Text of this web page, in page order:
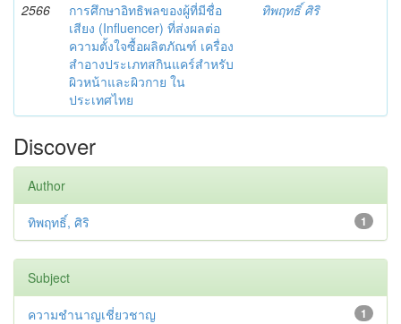
2566
การศึกษาอิทธิพลของผู้ที่มีชื่อ
เสียง (Influencer) ที่ส่งผลต่อ
ความตั้งใจซื้อผลิตภัณฑ์ เครื่อง
สำอางประเภทสกินแคร์สำหรับ
ผิวหน้าและผิวกาย ใน
ประเทศไทย
ทิพฤทธิ์ ศิริ
Discover
Author
1
ทิพฤทธิ์, ศิริ
Subject
1
ความชำนาญเชี่ยวชาญ